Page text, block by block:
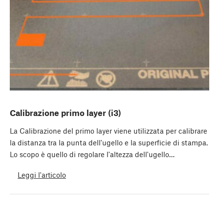
Calibrazione primo layer (i3)
La Calibrazione del primo layer viene utilizzata per calibrare
la distanza tra la punta dell'ugello e la superficie di stampa.
Lo scopo è quello di regolare l'altezza dell'ugello…
Leggi l'articolo